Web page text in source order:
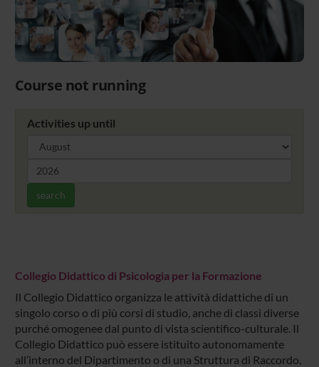
Course not running
Activities up until
search
Collegio Didattico di Psicologia per la Formazione
Il Collegio Didattico organizza le attività didattiche di un
singolo corso o di più corsi di studio, anche di classi diverse
purché omogenee dal punto di vista scientifico-culturale. Il
Collegio Didattico può essere istituito autonomamente
all’interno del Dipartimento o di una Struttura di Raccordo.